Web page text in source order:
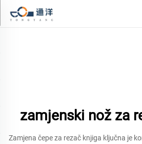
zamjenski nož za
Zamjena čepe za rezač knjiga ključna je